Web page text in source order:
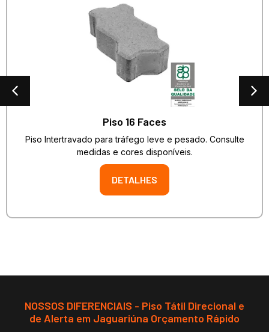
Piso 16 Faces
Piso Intertravado para tráfego leve e pesado. Consulte
medidas e cores disponíveis.
DETALHES
NOSSOS DIFERENCIAIS - Piso Tátil Direcional e
de Alerta em Jaguariúna Orçamento Rápido